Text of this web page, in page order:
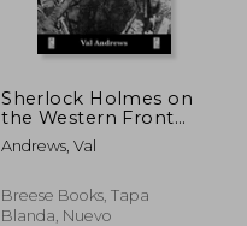
Sherlock Holmes on
the Western Front
(en Inglés)
Andrews, Val
Breese Books, Tapa
Blanda, Nuevo